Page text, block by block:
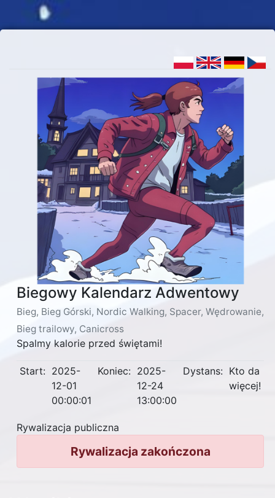
Biegowy Kalendarz Adwentowy
Bieg, Bieg Górski, Nordic Walking, Spacer, Wędrowanie,
Bieg trailowy, Canicross
Spalmy kalorie przed świętami!
Start: 2025-
12-01
00:00:01
Koniec: 2025-
12-24
13:00:00
Dystans: Kto da
więcej!
Rywalizacja publiczna
Rywalizacja zakończona